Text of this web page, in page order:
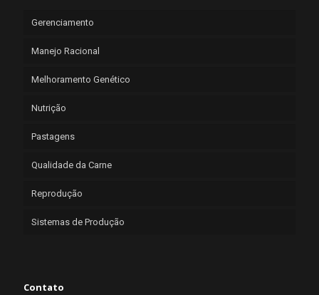
Gerenciamento
Manejo Racional
Melhoramento Genético
Nutrição
Pastagens
Qualidade da Carne
Reprodução
Sistemas de Produção
Contato